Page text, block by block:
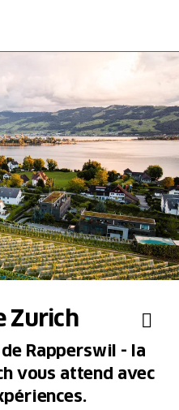
Zurich
Rapperswil - la
vous attend avec